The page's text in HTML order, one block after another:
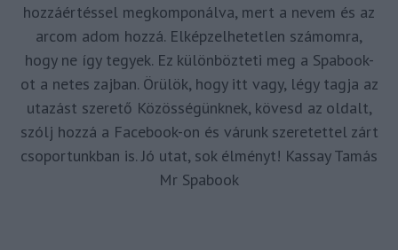
hozzáértéssel megkomponálva, mert a nevem és az
arcom adom hozzá. Elképzelhetetlen számomra,
hogy ne így tegyek. Ez különbözteti meg a Spabook-
ot a netes zajban. Örülök, hogy itt vagy, légy tagja az
utazást szerető Közösségünknek, kövesd az oldalt,
szólj hozzá a Facebook-on és várunk szeretettel zárt
csoportunkban is. Jó utat, sok élményt! Kassay Tamás
Mr Spabook